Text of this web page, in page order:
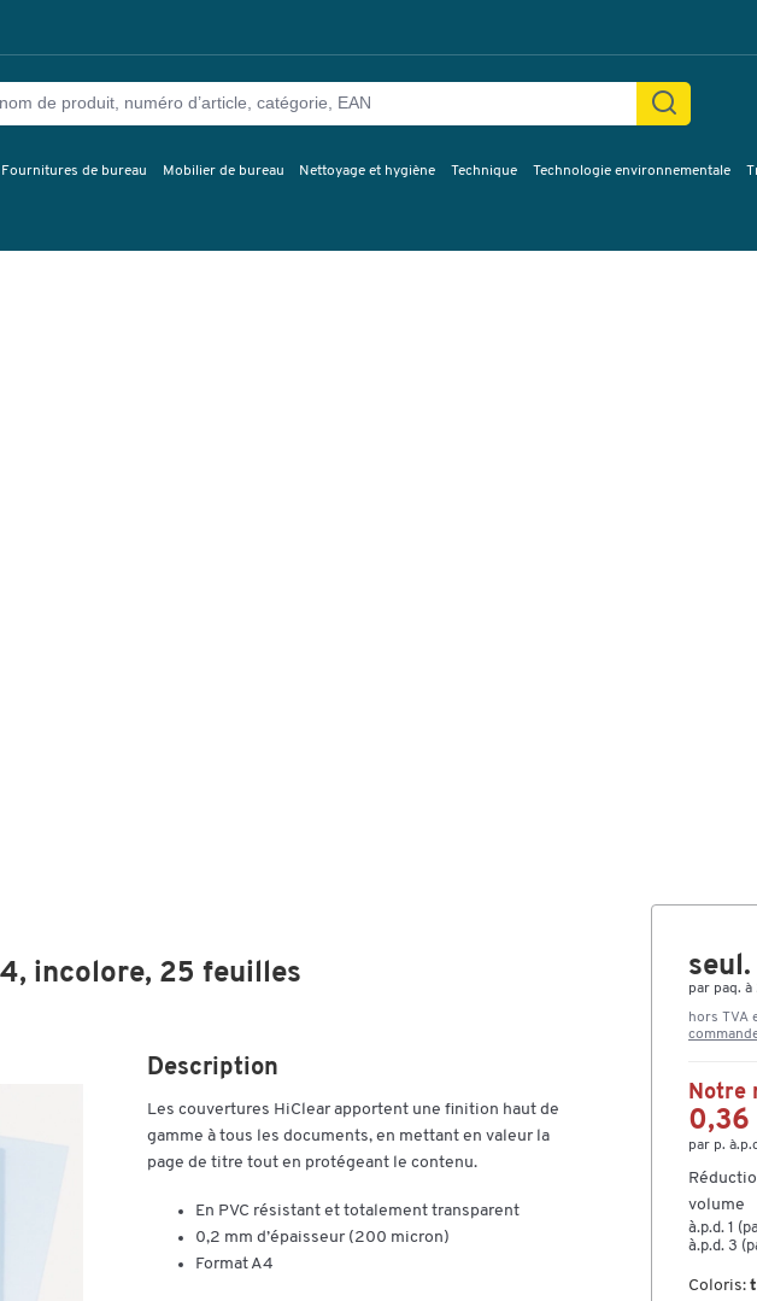
Fournitures de bureau Mobilier de bureau Nettoyage et hygiène Technique Technologie environnementale
incolore, 25 feuilles
Description
Les couvertures HiClear apportent une finition haut de
gamme à tous les documents, en mettant en valeur la
page de titre tout en protégeant le contenu.
En PVC résistant et totalement transparent
0,2 mm d’épaisseur (200 micron)
Format A4
seul.
par paq. à
hors TVA
Notre
0,36
par p.
volume
à.p.d. 1
à.p.d. 3
Coloris:
Images Vidéos